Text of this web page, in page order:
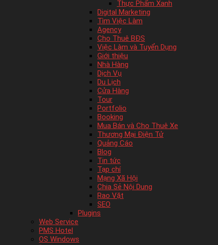
Thực Phẩm Xanh
Digital Marketing
Tìm Việc Làm
Agency
Cho Thuê BĐS
Việc Làm và Tuyển Dụng
Giới thiệu
Nhà Hàng
Dịch Vụ
Du Lịch
Cửa Hàng
Tour
Portfolio
Booking
Mua Bán và Cho Thuê Xe
Thương Mại Điện Tử
Quảng Cáo
Blog
Tin tức
Tạp chí
Mạng Xã Hội
Chia Sẻ Nội Dung
Rao Vặt
SEO
Plugins
Web Service
PMS Hotel
OS Windows